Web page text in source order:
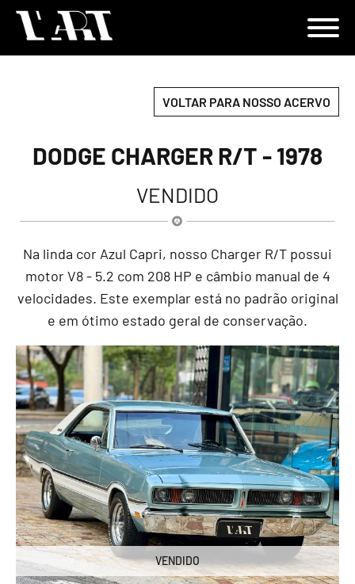
VOLTAR PARA NOSSO ACERVO
DODGE CHARGER R/T - 1978
VENDIDO
Na linda cor Azul Capri, nosso Charger R/T possui
motor V8 - 5.2 com 208 HP e câmbio manual de 4
velocidades. Este exemplar está no padrão original
e em ótimo estado geral de conservação.
VENDIDO